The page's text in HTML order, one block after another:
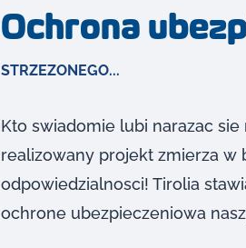
Ochrona
STRZEZONEGO...
Kto swiadomie lubi narazac
realizowany projekt zmierza w
odpowiedzialnosci! Tirolia
ochrone ubezpieczeniowa